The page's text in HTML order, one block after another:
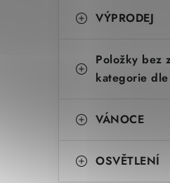
VÝPRODEJ
Položky bez
kategorie
VÁNOCE
OSVĚTLENÍ